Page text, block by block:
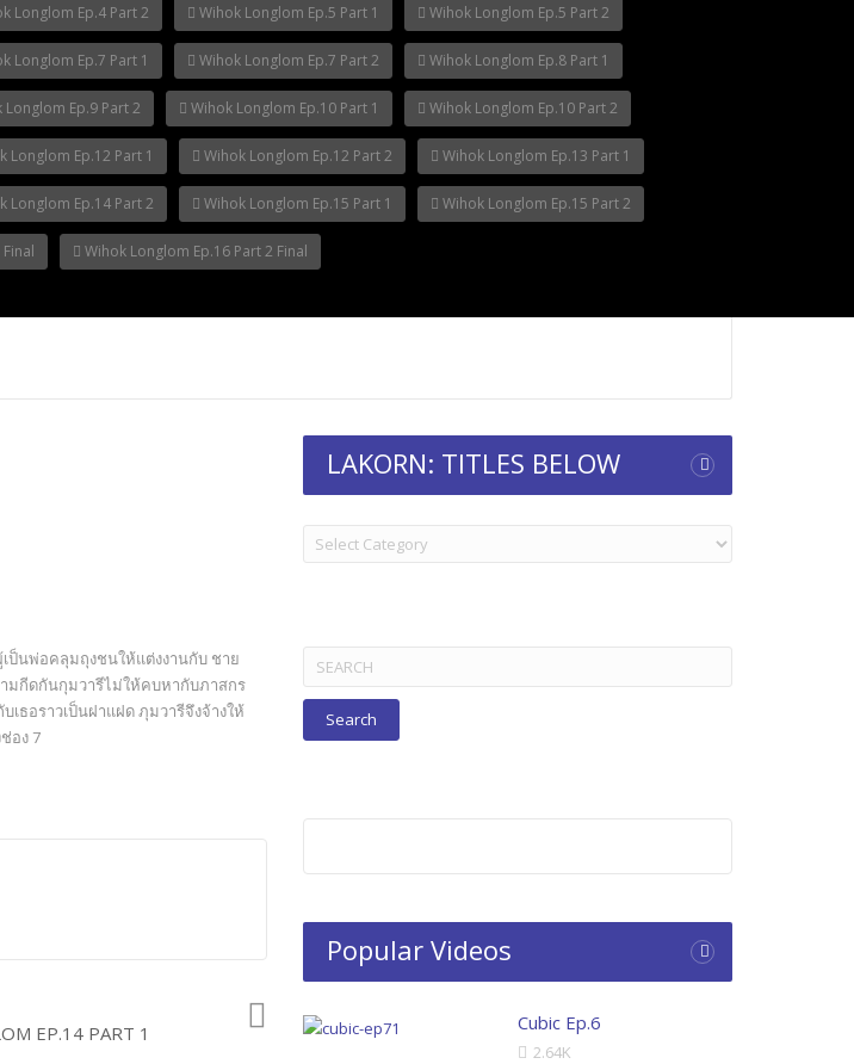
Longlom Ep.4 Part 2 Wihok Longlom Ep.5 Part 1 Wihok Longlom Ep.5 Part 2
Longlom Ep.7 Part 1 Wihok Longlom Ep.7 Part 2 Wihok Longlom Ep.8 Part 1
Longlom Ep.9 Part 2 Wihok Longlom Ep.10 Part 1 Wihok Longlom Ep.10 Part 2
Longlom Ep.12 Part 1 Wihok Longlom Ep.12 Part 2 Wihok Longlom Ep.13 Part 1
Longlom Ep.14 Part 2 Wihok Longlom Ep.15 Part 1 Wihok Longlom Ep.15 Part 2
Wihok Longlom Ep.16 Part 2 Final
ป็นพ่อคลุมถุงชนให้แต่งงานกับ ชาย
มกีดกันกุมวารีไม่ให้คบหากับภาสกร
ธอราวเป็นฝาแฝด ภุมวารีจึงจ้างให้
อง 7
EP.14 PART 1
LAKORN: TITLES BELOW
LAKORN:
TITLES
Search
for:
Popular Videos
Cubic Ep.6
2.64K